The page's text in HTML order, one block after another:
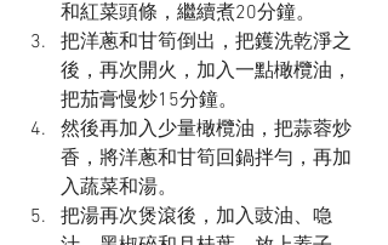
和紅菜頭條，繼續煮20分鐘。
把洋蔥和甘筍倒出，把鑊洗乾淨之
後，再次開火，加入一點橄欖油，
把茄膏慢炒15分鐘。
然後再加入少量橄欖油，把蒜蓉炒
香，將洋蔥和甘筍回鍋拌勻，再加
入蔬菜和湯。
把湯再次煲滾後，加入豉油、喼